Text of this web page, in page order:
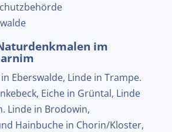
im
Eberswalde, Linde in Trampe.
Eiche in Grüntal, Linde
Linde in Brodowin,
Hainbuche in Chorin/Kloster,